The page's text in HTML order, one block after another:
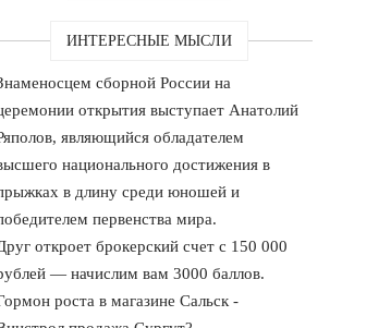
ИНТЕРЕСНЫЕ МЫСЛИ
сборной России на
открытия выступает Анатолий
являющийся обладателем
национального достижения в
в длину среди юношей и
первенства мира.
откроет брокерский счет с 150 000
— начислим вам 3000 баллов.
роста в магазине Сальск -